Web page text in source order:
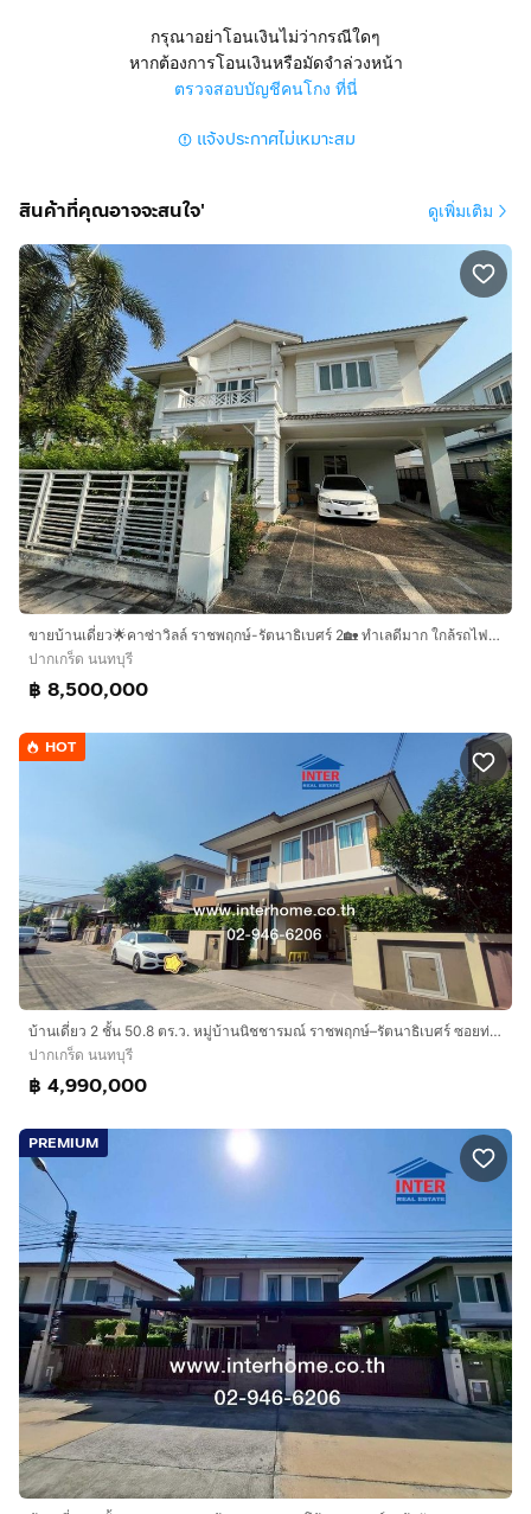
อัตราค่าเช่า 36,000 บาท รวมอินเตอร์เน็ต มี AIS Playbox
ต่อเดือน (สัญญา 1 ปี)
(มัดจำ 2 เดือน ล่วงหน้า 1 เดือน พร้อมเข้าอยู่ทันที)
ราคานี้ รวมค่าส่วนกลางแล้ว ค่าน้ำ จ่ายตรงกับการประปา
สถานที่ใกล้เคียง
-รถไฟฟ้าสายสีม่วงสถานีบางรักน้อยท่าอิฐ
-ตลาดนัด 18 คอร์ท ราชพฤกษ์
- ทางด่วน
-เซ็นทรัล รัตนาธิเบศร์
-เซ็นทรัลเวสเกต
-เซ็นทรัลแจ้งวัฒนะ
-โรงพยาบาลมงกุฏวัฒนะ
-โรงเรียนนานาชาติเด่นหล้า
-โรงเรียนอนุบาลเด่นหล้า (พระราม5)
-วิทยาลัยราชพฤกษ์
-The Walk และ Big C ราชพฤกษ์
สนใจสอบถามรายละเอียดเพิ่มเติม : -
โทรกดเพื่อดูเบอร์โทร xxxxxx890(เปิ้ล) ,กดเพื่อดูเบอร์
โทร xxxxxx102 (อาทยา)
Line ID : yoo_yuri
Line ID :กดเพื่อดูเบอร์โทร xxxxxx890
กรุณาอย่าโอนเงินไม่ว่ากรณีใดๆ
หากต้องการโอนเงินหรือมัดจำล่วงหน้า
ตรวจสอบบัญชีคนโกง ที่นี่
แจ้งประกาศไม่เหมาะสม
สินค้าที่คุณอาจจะสนใจ' ดูเพิ่มเติม
ขายบ้านเดี่ยว🌟คาซ่าวิลล์ ราชพฤกษ์-รัตนาธิเบศร์ 2🏡 ทำเลดีมาก ใกล้รถไฟฟ้า ติดถนนใหญ่ราชพฤกษ์ *ไม่ต้องเข้าซอย**✨sาคาเพียง 8.5 ล้านบาทเท่านั้น!!!✨
ปากเกร็ด นนทบุรี
฿ 8,500,000
HOT
บ้านเดี่ยว 2 ชั้น 50.8 ตร.ว. หมู่บ้านนิชชารมณ์ ราชพฤกษ์–รัตนาธิเบศร์ ซอยท่าอิฐ ถนนราชพฤกษ์ ถนนรัตนาธเบศร์ ปากเกร็ด นนทบุรี
ปากเกร็ด นนทบุรี
฿ 4,990,000
PREMIUM